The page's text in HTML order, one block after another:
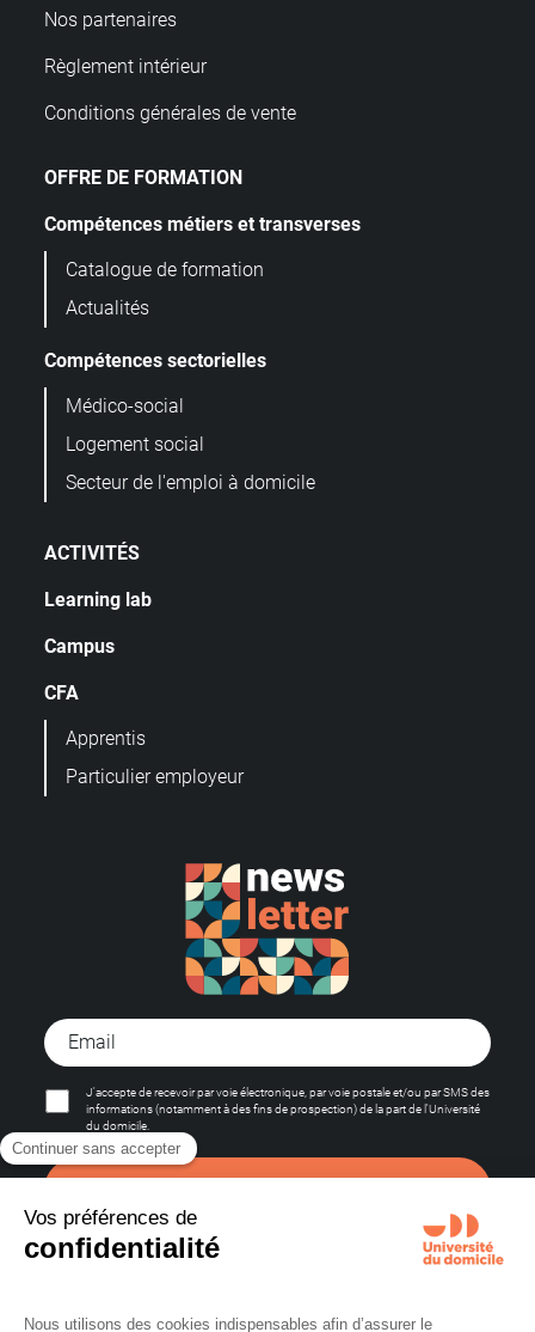
Nos partenaires
Règlement intérieur
Conditions générales de vente
OFFRE DE FORMATION
Compétences métiers et transverses
Catalogue de formation
Actualités
Compétences sectorielles
Médico-social
Logement social
Secteur de l'emploi à domicile
ACTIVITÉS
Learning lab
Campus
CFA
Apprentis
Particulier employeur
J'accepte de recevoir par voie électronique, par voie postale et/ou par SMS des
informations (notamment à des fins de prospection) de la part de l'Université
du domicile.